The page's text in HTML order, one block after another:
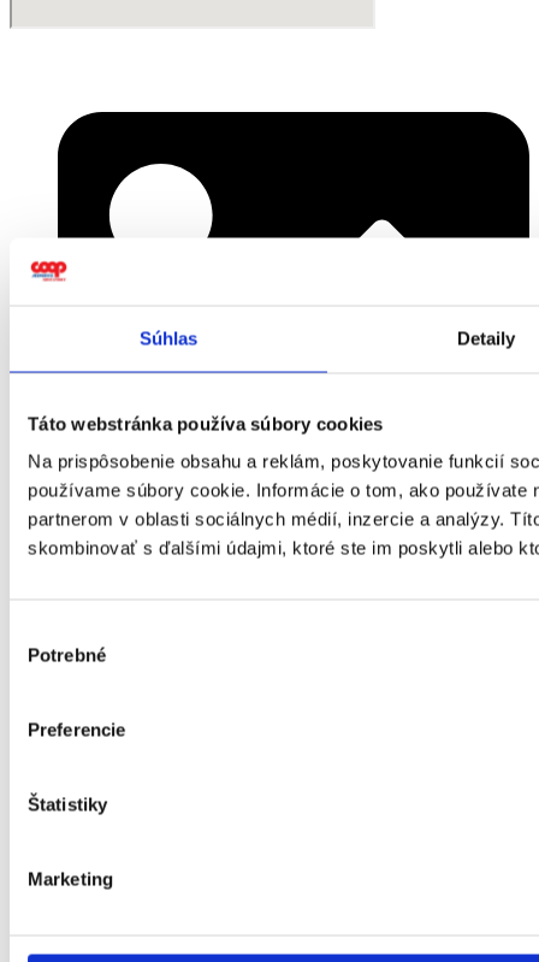
Súhlas Detaily
Táto webstránka používa súbory cookies
Na prispôsobenie obsahu a reklám, poskytovanie funkcií
používame súbory cookie. Informácie o tom, ako používate
partnerom v oblasti sociálnych médií, inzercie a analýzy.
skombinovať s ďalšími údajmi, ktoré ste im poskytli alebo
súhlasu
Potrebné
Preferencie
Štatistiky
Marketing
Galéria